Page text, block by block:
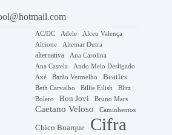
AC/DC Adele
Alceu Valença
Alcione
Altemar Dutra
alternativa
Ana Carolina
Ana Castela
Ando Meio Desligado
Axé Barão Vermelho Beatles
Beth Carvalho Billie Eilish
Blitz
Bolero
Bon Jovi Bruno Mars
Caetano Veloso Caminhemos
Chico Buarque Cifra